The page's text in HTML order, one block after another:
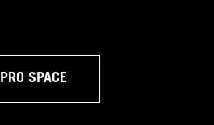
PRO SPACE